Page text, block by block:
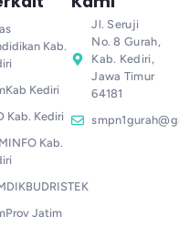
Kab.
Kediri
Kab. Kediri
Kab.
Jatim
Jl. Seruji
No. 8 Gurah,
Kab. Kediri,
Jawa Timur
64181